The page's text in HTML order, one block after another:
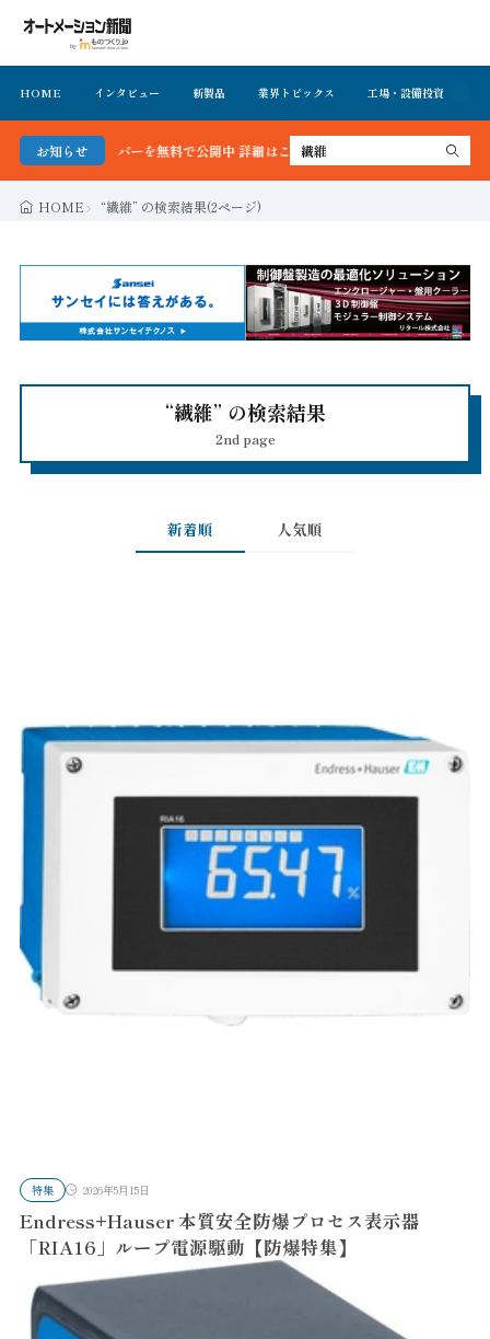
HOME インタビュー 新製品 業界トピックス 工場・設備投資
お知らせ FA・製造業界の最新動向がまとめて
HOME “繊維” の検索結果(2ページ)
“繊維” の検索結果
2nd page
新着順 人気順
特集 2026年5月15日
Endress+Hauser 本質安全防爆プロセス表示器
「RIA16」ループ電源駆動【防爆特集】